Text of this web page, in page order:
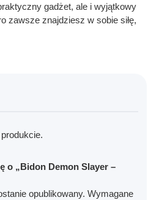
gadżet, ale i wyjątkowy
zawsze znajdziesz w sobie siłę,
o „Bidon Demon Slayer –
opublikowany. Wymagane